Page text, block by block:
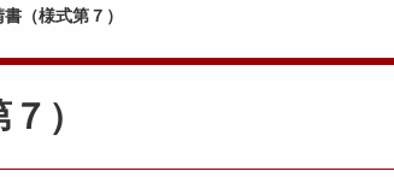
（様式第７）
）